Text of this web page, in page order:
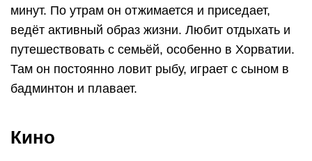
минут. По утрам он отжимается и приседает,
ведёт активный образ жизни. Любит отдыхать и
путешествовать с семьёй, особенно в Хорватии.
Там он постоянно ловит рыбу, играет с сыном в
бадминтон и плавает.
Кино